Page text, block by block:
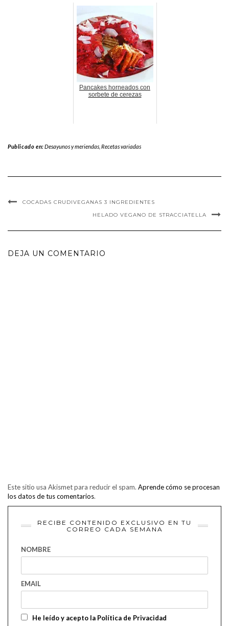
Pancakes horneados con
sorbete de cerezas
Publicado en:Desayunos y meriendas ,Recetas variadas
COCADAS CRUDIVEGANAS 3 INGREDIENTES
HELADO VEGANO DE STRACCIATELLA
DEJA UN COMENTARIO
Este sitio usa Akismet para reducir el spam. Aprende cómo se procesan
los datos de tus comentarios.
RECIBE CONTENIDO EXCLUSIVO EN TU
CORREO CADA SEMANA
NOMBRE
EMAIL
He leído y acepto la Política de Privacidad